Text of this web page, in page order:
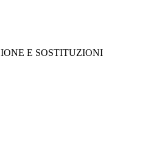
E SOSTITUZIONI